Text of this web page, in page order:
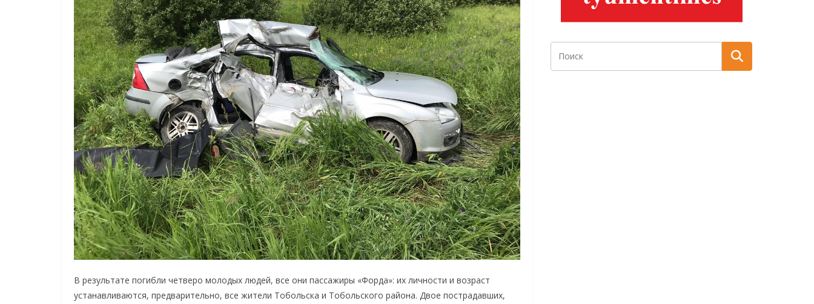
В результате погибли четверо молодых людей, все они пассажиры «Форда»: их личности и возраст
устанавливаются, предварительно, все жители Тобольска и Тобольского района. Двое пострадавших,